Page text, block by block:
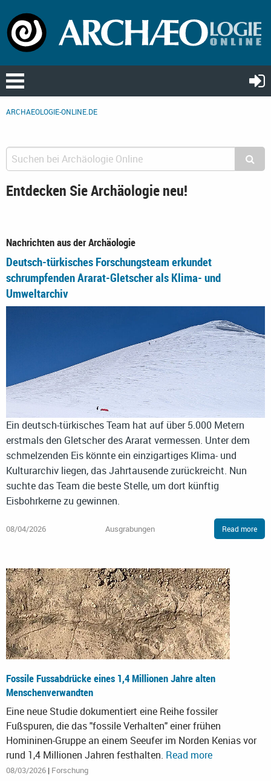
ARCHAEOLOGIE-ONLINE.DE
Entdecken Sie Archäologie neu!
Nachrichten aus der Archäologie
Deutsch-türkisches Forschungsteam erkundet
schrumpfenden Ararat-Gletscher als Klima- und
Umweltarchiv
Ein deutsch-türkisches Team hat auf über 5.000 Metern
erstmals den Gletscher des Ararat vermessen. Unter dem
schmelzenden Eis könnte ein einzigartiges Klima- und
Kulturarchiv liegen, das Jahrtausende zurückreicht. Nun
suchte das Team die beste Stelle, um dort künftig
Eisbohrkerne zu gewinnen.
08/04/2026 Ausgrabungen Read more
Fossile Fussabdrücke eines 1,4 Millionen Jahre alten
Menschenverwandten
Eine neue Studie dokumentiert eine Reihe fossiler
Fußspuren, die das "fossile Verhalten" einer frühen
Homininen-Gruppe an einem Seeufer im Norden Kenias vor
rund 1,4 Millionen Jahren festhalten. Read more
08/03/2026 | Forschung